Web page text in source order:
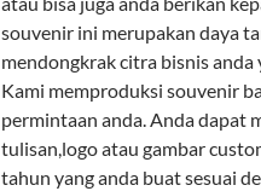
souvenir ini merupakan daya
mendongkrak citra bisnis anda
Kami memproduksi souvenir
permintaan anda. Anda dapat
tulisan,logo atau gambar
tahun yang anda buat sesuai